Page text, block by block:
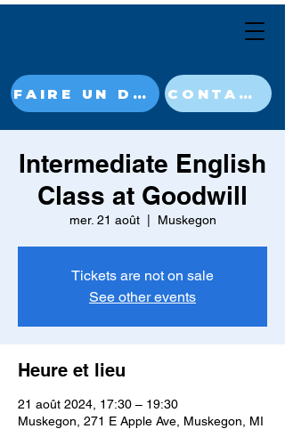
FAIRE UN DON MAINTENANT CONTACT
Intermediate English
Class at Goodwill
mer. 21 août
  |
Muskegon
Tickets are not on sale
See other events
Heure et lieu
21 août 2024, 17:30 – 19:30
Muskegon, 271 E Apple Ave, Muskegon, MI